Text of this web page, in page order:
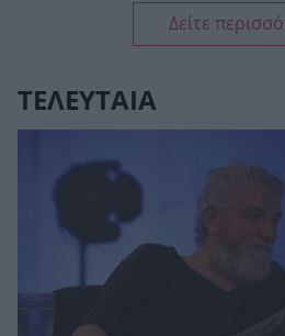
Δείτε
ΤΕΛΕΥΤΑΙΑ